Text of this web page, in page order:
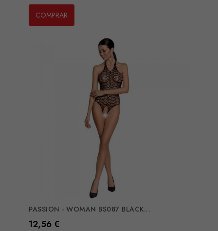
COMPRAR
PASSION - WOMAN BS087 BLACK...
Preço
12,56 €